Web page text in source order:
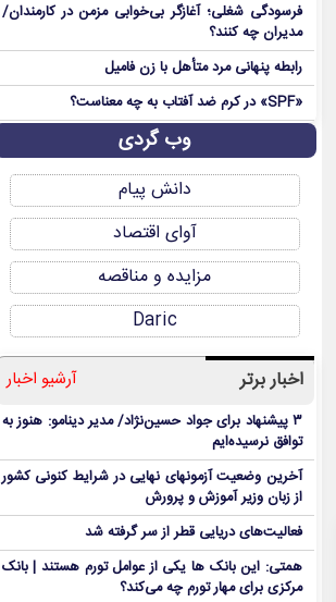
فرسودگی شغلی؛ آغازگر بی‌خوابی مزمن در کارمندان/
مدیران چه کنند؟
رابطه پنهانی مرد متأهل با زن فامیل
«SPF» در کرم ضد آفتاب به چه معناست؟
وب گردی
دانش پیام
آوای اقتصاد
مزایده و مناقصه
Daric
اخبار برتر آرشیو اخبار
۳ پیشنهاد برای جواد حسین‌نژاد/ مدیر دینامو: هنوز به
توافق نرسیده‌ایم
آخرین وضعیت آزمونهای نهایی در شرایط کنونی کشور
از زبان وزیر آموزش و پرورش
فعالیت‌های دریایی قطر از سر گرفته شد
همتی: این بانک ها یکی از عوامل تورم هستند | بانک
مرکزی برای مهار تورم چه می‌کند؟